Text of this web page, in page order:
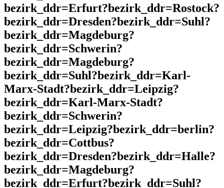
bezirk_ddr=Erfurt?bezirk_ddr=Rostock?
bezirk_ddr=Dresden?bezirk_ddr=Suhl?
bezirk_ddr=Magdeburg?
bezirk_ddr=Schwerin?
bezirk_ddr=Magdeburg?
bezirk_ddr=Suhl?bezirk_ddr=Karl-
Marx-Stadt?bezirk_ddr=Leipzig?
bezirk_ddr=Karl-Marx-Stadt?
bezirk_ddr=Schwerin?
bezirk_ddr=Leipzig?bezirk_ddr=berlin?
bezirk_ddr=Cottbus?
bezirk_ddr=Dresden?bezirk_ddr=Halle?
bezirk_ddr=Magdeburg?
bezirk_ddr=Erfurt?bezirk_ddr=Suhl?